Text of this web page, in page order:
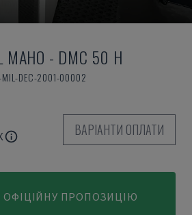
MAHO - DMC 50 H
MIL-DEC-2001-00002
ВАРІАНТИ ОПЛАТИ
ПРОПОЗИЦІЮ